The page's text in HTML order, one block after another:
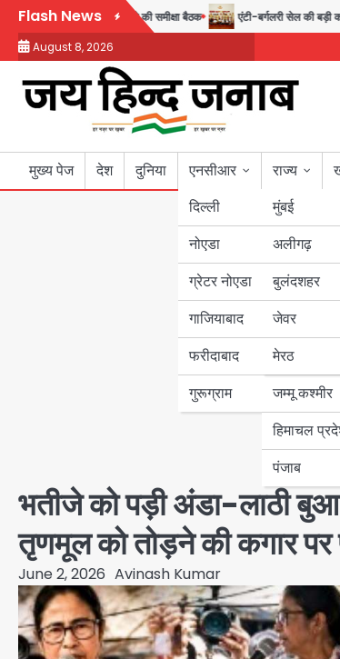
Skip
content
Flash News
डीएम ने की समीक्षा बैठक एंटी-बर्गलरी सेल की बड़ी कामयाबी,
August 8, 2026
मुख्य पेज देश दुनिया
एनसीआर
दिल्ली
नोएडा
ग्रेटर नोएडा
गाजियाबाद
फरीदाबाद
गुरूग्राम
राज्य
मुंबई
उत्तर प्रदेश
अलीगढ़
बुलंदशहर
जेवर
मेरठ
बिहार
पंजाब
हरियाणा
जम्मू कश्मीर
हिमाचल
पंजाब
भतीजे को पड़ी अंडा-लाठी बुआ
तृणमूल को तोड़ने की कगार पर
June 2, 2026 Avinash Kumar